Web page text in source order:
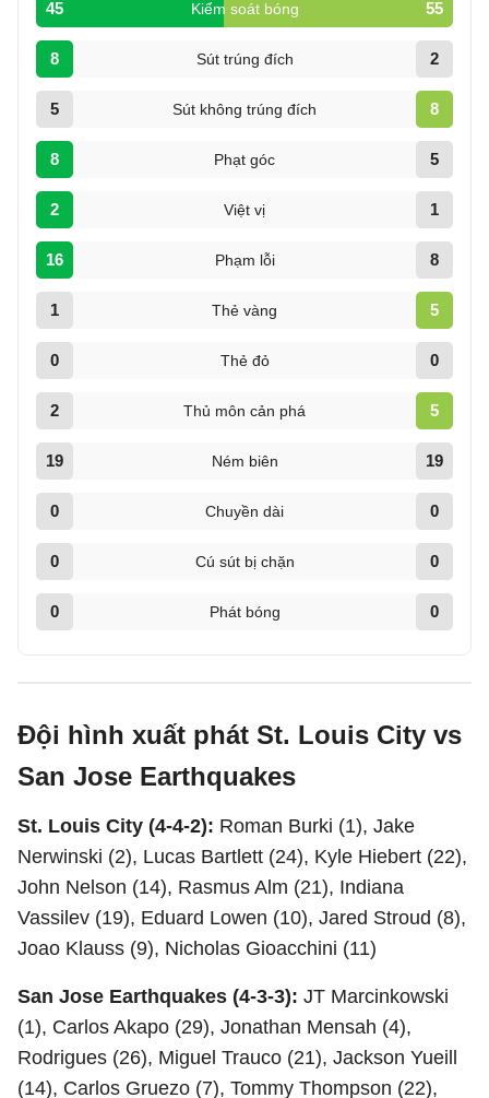
45 Kiểm soát bóng 55
8 Sút trúng đích 2
5 Sút không trúng đích 8
8 Phạt góc 5
2 Việt vị 1
16 Phạm lỗi 8
1 Thẻ vàng 5
0 Thẻ đỏ 0
2 Thủ môn cản phá 5
19 Ném biên 19
0 Chuyền dài 0
0 Cú sút bị chặn 0
0 Phát bóng 0
Đội hình xuất phát St. Louis City vs
San Jose Earthquakes
St. Louis City (4-4-2): Roman Burki (1), Jake
Nerwinski (2), Lucas Bartlett (24), Kyle Hiebert (22),
John Nelson (14), Rasmus Alm (21), Indiana
Vassilev (19), Eduard Lowen (10), Jared Stroud (8),
Joao Klauss (9), Nicholas Gioacchini (11)
San Jose Earthquakes (4-3-3): JT Marcinkowski
(1), Carlos Akapo (29), Jonathan Mensah (4),
Rodrigues (26), Miguel Trauco (21), Jackson Yueill
(14), Carlos Gruezo (7), Tommy Thompson (22),